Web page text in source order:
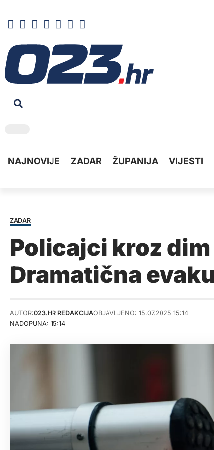
NAJNOVIJE ZADAR ŽUPANIJA VIJESTI
ZADAR
Policajci kroz
Dramatična
NADOPUNA: 15:14
AUTOR:023.HR REDAKCIJAOBJAVLJENO: 15.07.2025 15:14